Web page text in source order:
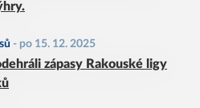
- po 15. 12. 2025
zápasy Rakouské ligy